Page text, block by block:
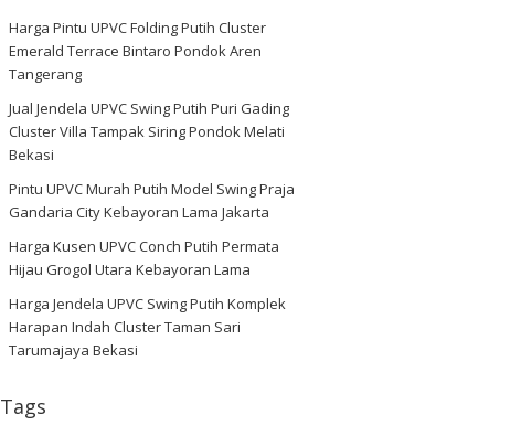
Harga Pintu UPVC Folding Putih Cluster
Emerald Terrace Bintaro Pondok Aren
Tangerang
Jual Jendela UPVC Swing Putih Puri Gading
Cluster Villa Tampak Siring Pondok Melati
Bekasi
Pintu UPVC Murah Putih Model Swing Praja
Gandaria City Kebayoran Lama Jakarta
Harga Kusen UPVC Conch Putih Permata
Hijau Grogol Utara Kebayoran Lama
Harga Jendela UPVC Swing Putih Komplek
Harapan Indah Cluster Taman Sari
Tarumajaya Bekasi
Tags